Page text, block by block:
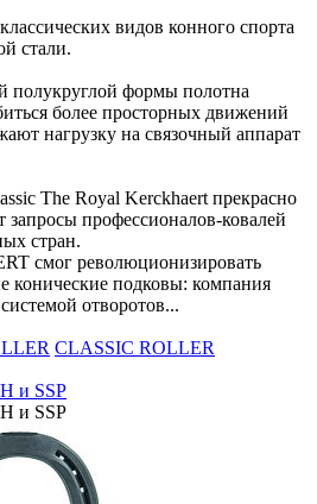
видов конного спорта
стали.
полукруглой формы полотна
более просторных движений
нагрузку на связочный аппарат
The Royal Kerckhaert прекрасно
запросы профессионалов-ковалей
стран.
смог революционизировать
конические подковы: компания
отворотов...
CLASSIC ROLLER
и SSP
и SSP